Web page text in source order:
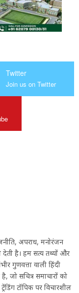
Twitter
Join us on Twitter
अपराध, मनोरंजन
है। हम सत्य तथ्यों और
गुणवत्ता वाली हिंदी
जो सचित्र समाचारों को
टॉपिक पर विचारशील